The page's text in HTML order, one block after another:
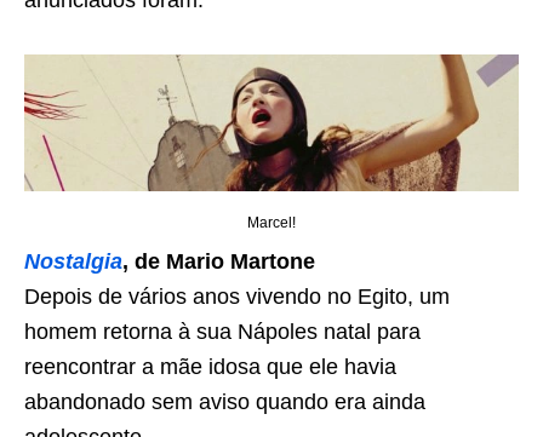
Marcel!
Nostalgia, de Mario Martone
Depois de vários anos vivendo no Egito, um
homem retorna à sua Nápoles natal para
reencontrar a mãe idosa que ele havia
abandonado sem aviso quando era ainda